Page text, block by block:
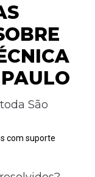
São
com suporte